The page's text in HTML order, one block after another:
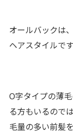
オールバックは
ヘアスタイルです
O字タイプの薄
る方もいるので
毛量の多い前髪